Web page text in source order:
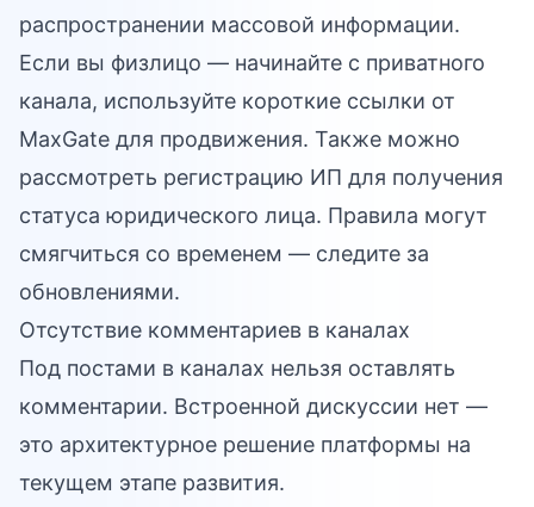
распространении массовой информации.
Если вы физлицо — начинайте с приватного
канала, используйте короткие ссылки от
MaxGate для продвижения. Также можно
рассмотреть регистрацию ИП для получения
статуса юридического лица. Правила могут
смягчиться со временем — следите за
обновлениями.
Отсутствие комментариев в каналах
Под постами в каналах нельзя оставлять
комментарии. Встроенной дискуссии нет —
это архитектурное решение платформы на
текущем этапе развития.